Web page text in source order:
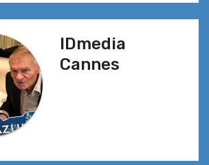
IDmedia
Cannes